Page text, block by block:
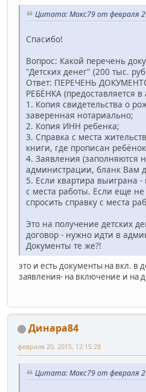
Цитата: Макс79 от февраля
Спасибо!
Вопрос: Какой перечень
"Детских денег" (200 тыс.
Ответ: ПЕРЕЧЕНЬ
РЕБЁНКА (предоставляется
1. Копия свидетельства о
заверенная нотариально;
2. Копия ИНН ребенка;
3. Справка с места
книги, где прописан
4. Заявления (заполняются
администрации, бланк Вам
5. Если квартира выиграна -
с места работы. Если еще
спросить справку с места
Это на получение детских
договор - нужно идти в
Документы те же?!
это и есть документы на вкл. в
заявления- на включение и на
Динара84
февраля 20, 2015, 12:15:28
Цитата: Макс79 от февраля